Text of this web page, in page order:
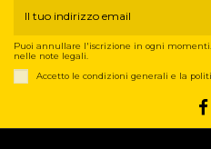
Puoi annullare l'iscrizione in ogni momenti.
nelle note legali.
Accetto le condizioni generali e la